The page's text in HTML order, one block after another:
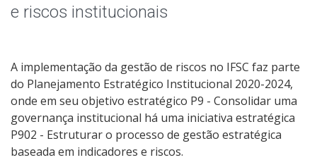
e riscos institucionais
A implementação da gestão de riscos no IFSC faz parte
do Planejamento Estratégico Institucional 2020-2024,
onde em seu objetivo estratégico P9 - Consolidar uma
governança institucional há uma iniciativa estratégica
P902 - Estruturar o processo de gestão estratégica
baseada em indicadores e riscos.